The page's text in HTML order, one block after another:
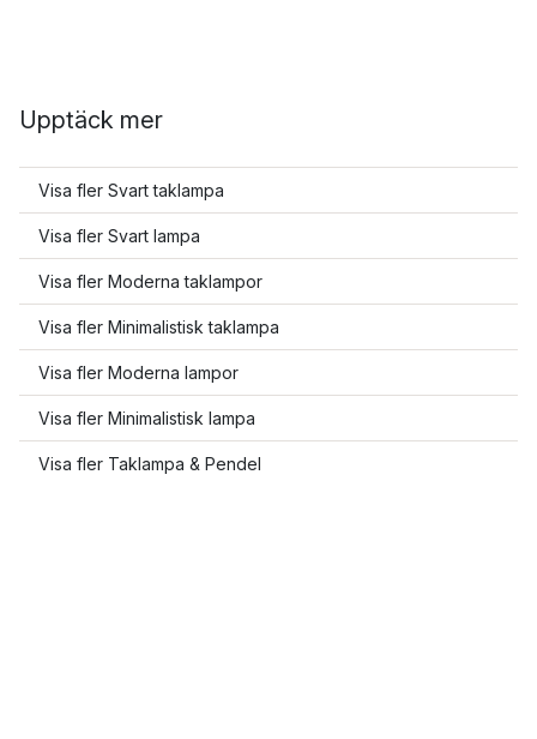
Upptäck mer
Visa fler Svart taklampa
Visa fler Svart lampa
Visa fler Moderna taklampor
Visa fler Minimalistisk taklampa
Visa fler Moderna lampor
Visa fler Minimalistisk lampa
Visa fler Taklampa & Pendel